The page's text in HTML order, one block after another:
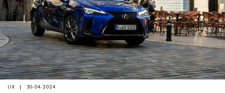
UX 30-04-2024